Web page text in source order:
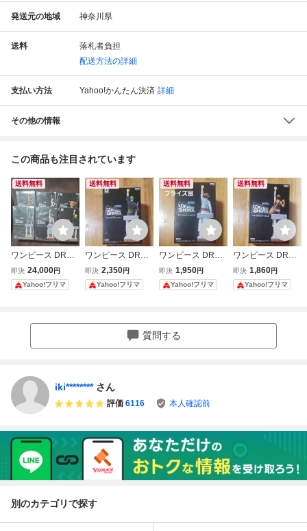
発送元の地域 神奈川県
送料
落札者負担
配送方法の詳細
支払い方法 Yahoo!かんたん決済 詳細
その他の情報
この商品も注目されています
送料無料
ワンピース DRAM
ATIC SHOWCASE
1st season 全6種
コンプリートセッ
即決 24,000円
Yahoo!フリマ
送料無料
ワンピース DRAM
ATIC SHOWCASE
1st season vol.1
ロロノア・ゾロ フ
即決 2,350円
Yahoo!フリマ
送料無料
ワンピース DRAM
ATIC SHOWCASE
1st season vol.2
ルフィ フィギュア
即決 1,950円
Yahoo!フリマ
送料無料
ワンピース DRAM
ATIC SHOWCASE
1st season vol.2
ウソップ フィギュ
即決 1,860円
Yahoo!フリマ
質問する
iki******** さん
評価 6116 本人確認前
別のカテゴリで探す